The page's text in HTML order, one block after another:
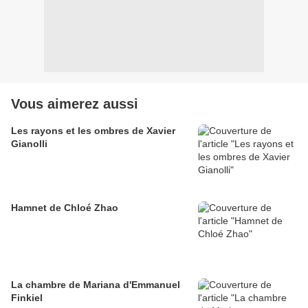
Vous aimerez aussi
Les rayons et les ombres de Xavier
Gianolli
Hamnet de Chloé Zhao
La chambre de Mariana d'Emmanuel
Finkiel